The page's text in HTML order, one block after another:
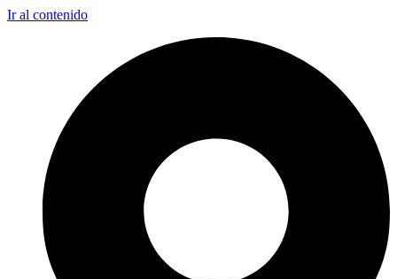
Ir al contenido